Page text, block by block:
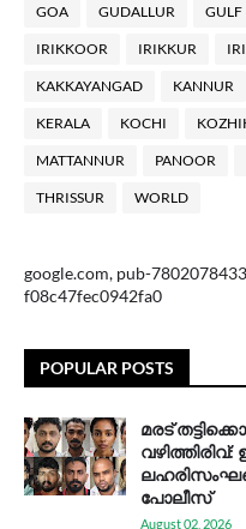
GOA GUDALLUR GULF
IRIKKOOR IRIKKUR
KAKKAYANGAD KANNUR
KERALA KOCHI
MATTANNUR PANOOR
THRISSUR WORLD
google.com, pub-
f08c47fec0942fa0
POPULAR POSTS
മരട്
പോലീസ്
August 02, 2026